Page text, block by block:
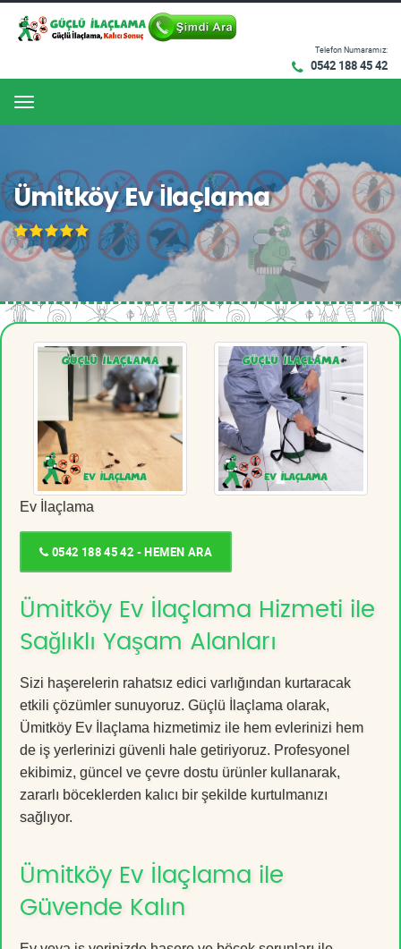
Telefon Numaramız:
0542 188 45 42
Menu
Ümitköy Ev İlaçlama
Ev İlaçlama
0542 188 45 42 - HEMEN ARA
Ümitköy Ev İlaçlama Hizmeti ile
Sağlıklı Yaşam Alanları
Sizi haşerelerin rahatsız edici varlığından kurtaracak
etkili çözümler sunuyoruz. Güçlü İlaçlama olarak,
Ümitköy Ev İlaçlama hizmetimiz ile hem evlerinizi hem
de iş yerlerinizi güvenli hale getiriyoruz. Profesyonel
ekibimiz, güncel ve çevre dostu ürünler kullanarak,
zararlı böceklerden kalıcı bir şekilde kurtulmanızı
sağlıyor.
Ümitköy Ev İlaçlama ile
Güvende Kalın